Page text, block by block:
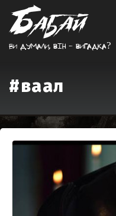
Ви думали, вiн - вигадка?
#ваал